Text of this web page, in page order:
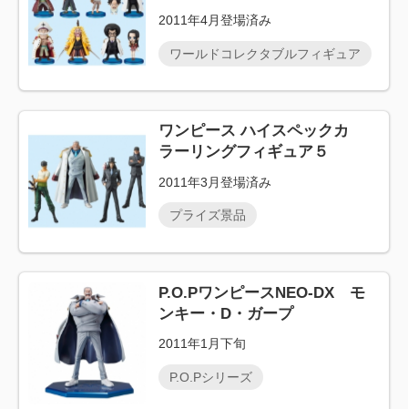
2011年4月登場済み
ワールドコレクタブルフィギュア
ワンピース ハイスペックカ
ラーリングフィギュア５
2011年3月登場済み
プライズ景品
P.O.PワンピースNEO-DX モ
ンキー・D・ガープ
2011年1月下旬
P.O.Pシリーズ